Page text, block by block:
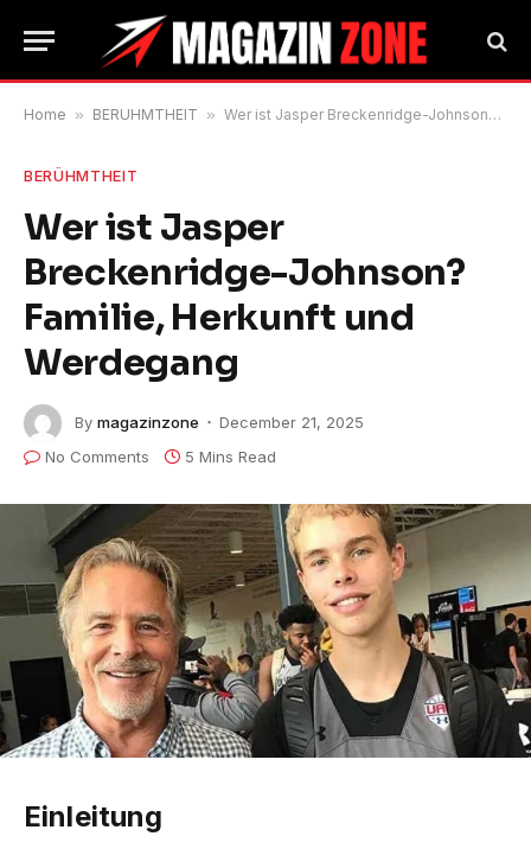
Home » BERÜHMTHEIT » Wer ist Jasper Breckenridge-Johnson? Familie, Herkunft und Werdegang
BERÜHMTHEIT
Wer ist Jasper
Breckenridge-Johnson?
Familie, Herkunft und
Werdegang
By magazinzone
December 21, 2025
No Comments
5 Mins Read
Einleitung